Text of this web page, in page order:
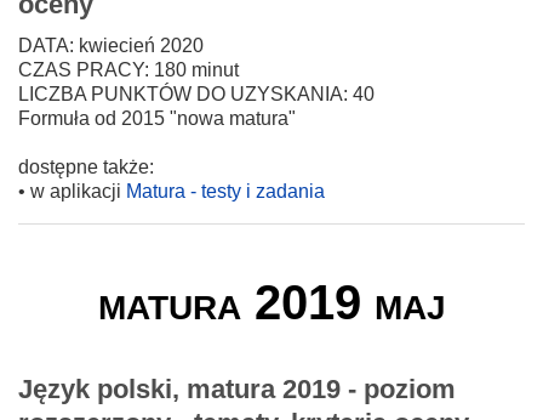
DATA: kwiecień 2020
CZAS PRACY: 180 minut
LICZBA PUNKTÓW DO UZYSKANIA: 40
Formuła od 2015 "nowa matura"
dostępne także:
• w aplikacji Matura - testy i zadania
matura 2019 maj
Język polski, matura 2019 - poziom